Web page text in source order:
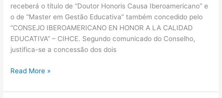
receberá o título de “Doutor Honoris Causa Iberoamericano” e
o de “Master em Gestão Educativa” também concedido pelo
“CONSEJO IBEROAMERICANO EN HONOR A LA CALIDAD
EDUCATIVA” – CIHCE. Segundo comunicado do Conselho,
justifica-se a concessão dos dois
Read More »